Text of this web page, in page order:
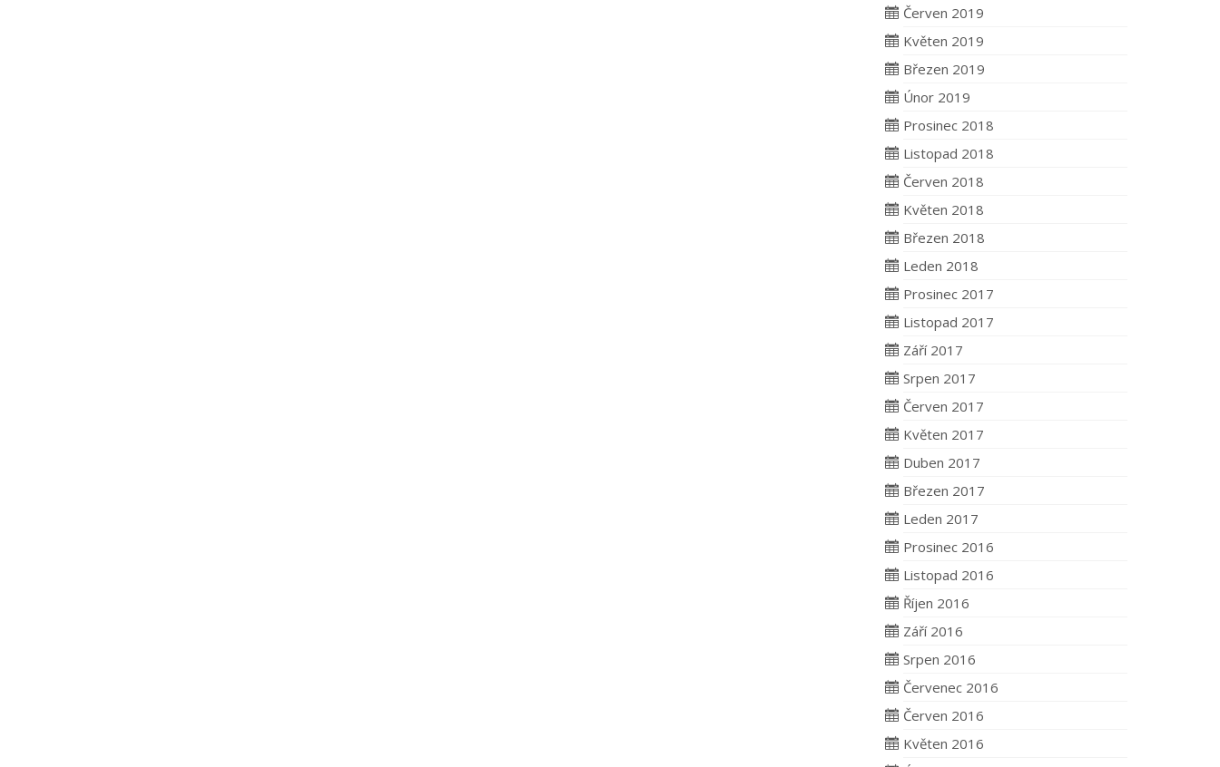
Červen 2019
Květen 2019
Březen 2019
Únor 2019
Prosinec 2018
Listopad 2018
Červen 2018
Květen 2018
Březen 2018
Leden 2018
Prosinec 2017
Listopad 2017
Září 2017
Srpen 2017
Červen 2017
Květen 2017
Duben 2017
Březen 2017
Leden 2017
Prosinec 2016
Listopad 2016
Říjen 2016
Září 2016
Srpen 2016
Červenec 2016
Červen 2016
Květen 2016